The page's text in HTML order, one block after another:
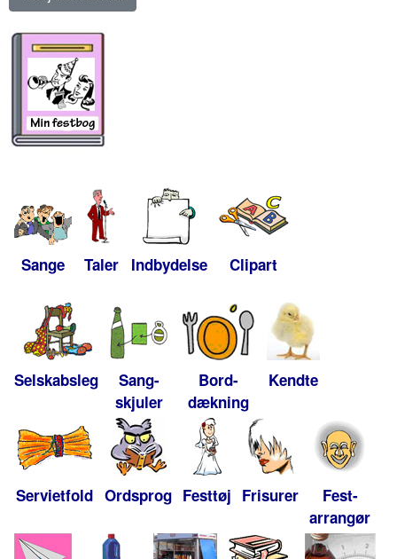
Sange Taler Indbydelse Clipart
Selskabsleg
Sang-
skjuler
Bord-
dækning
Kendte
Servietfold Ordsprog Festtøj Frisurer
Fest-
arrangør